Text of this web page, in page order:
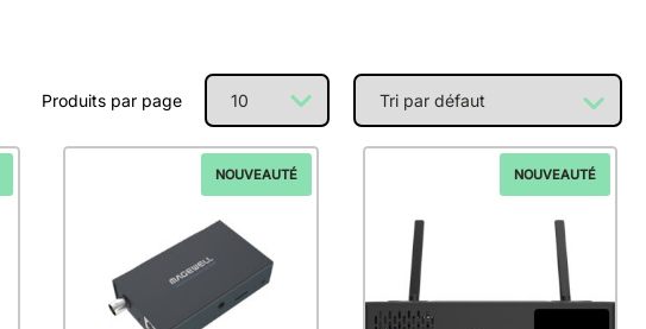
Produits par page
NOUVEAUTÉ NOUVEAUTÉ